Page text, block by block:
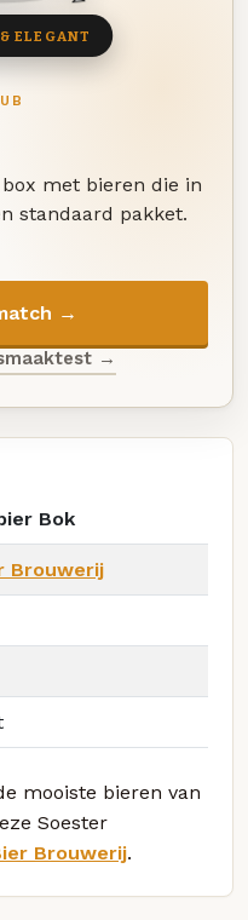
met bieren die in
standaard pakket.
→
→
ELEGANT
Bok
Brouwerij
mooiste bieren van
Soester
Brouwerij.